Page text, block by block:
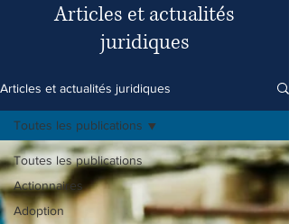
Articles et actualités
juridiques
Articles et actualités juridiques
Toutes les publications
Actionnaires
Adoption
Toutes les publications